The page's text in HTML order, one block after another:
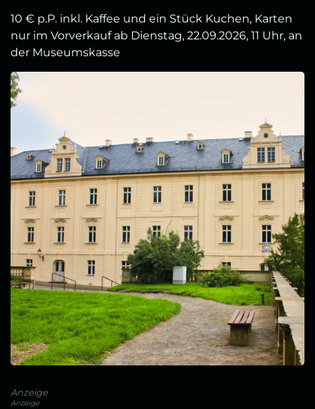
10 € p.P. inkl. Kaffee und ein Stück Kuchen, Karten
nur im Vorverkauf ab Dienstag, 22.09.2026, 11 Uhr, an
der Museumskasse
Anzeige
Anzeige